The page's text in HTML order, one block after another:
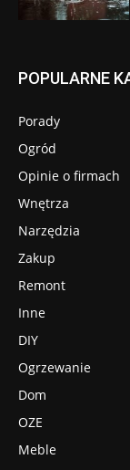
POPULARNE
Porady
Ogród
Opinie o firmach
Wnętrza
Narzędzia
Zakup
Remont
Inne
DIY
Ogrzewanie
Dom
OZE
Meble